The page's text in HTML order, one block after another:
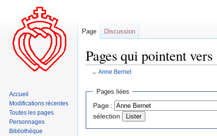
Pages qui pointent
← Anne Bernet
Aller
navigation
Aller
recherche
Pages liées
Page :
sélection
Page Discussion
Accueil
Modifications récentes
Toutes les pages
Personnages
Bibliothèque